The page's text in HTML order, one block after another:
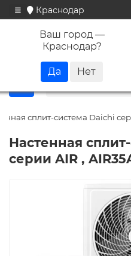
Краснодар
Ваш город —
Краснодар?
сплит-система Daichi
Настенная
серии AIR ,